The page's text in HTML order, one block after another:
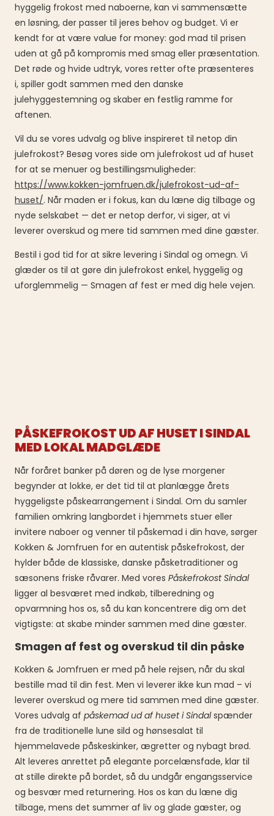
hyggelig frokost med naboerne, kan vi sammensætte
en løsning, der passer til jeres behov og budget. Vi er
kendt for at være value for money: god mad til prisen
uden at gå på kompromis med smag eller præsentation.
Det røde og hvide udtryk, vores retter ofte præsenteres
i, spiller godt sammen med den danske
julehyggestemning og skaber en festlig ramme for
aftenen.
Vil du se vores udvalg og blive inspireret til netop din
julefrokost? Besøg vores side om julefrokost ud af huset
for at se menuer og bestillingsmuligheder:
https://www.kokken-jomfruen.dk/julefrokost-ud-af-
huset/. Når maden er i fokus, kan du læne dig tilbage og
nyde selskabet — det er netop derfor, vi siger, at vi
leverer overskud og mere tid sammen med dine gæster.
Bestil i god tid for at sikre levering i Sindal og omegn. Vi
glæder os til at gøre din julefrokost enkel, hyggelig og
uforglemmelig — Smagen af fest er med dig hele vejen.
PÅSKEFROKOST UD AF HUSET I SINDAL
MED LOKAL MADGLÆDE
Når foråret banker på døren og de lyse morgener
begynder at lokke, er det tid til at planlægge årets
hyggeligste påskearrangement i Sindal. Om du samler
familien omkring langbordet i hjemmets stuer eller
invitere naboer og venner til påskemad i din have, sørger
Kokken & Jomfruen for en autentisk påskefrokost, der
hylder både de klassiske, danske påsketraditioner og
sæsonens friske råvarer. Med vores Påskefrokost Sindal
ligger al besværet med indkøb, tilberedning og
opvarmning hos os, så du kan koncentrere dig om det
vigtigste: at skabe minder sammen med dine gæster.
Smagen af fest og overskud til din påske
Kokken & Jomfruen er med på hele rejsen, når du skal
bestille mad til din fest. Men vi leverer ikke kun mad – vi
leverer overskud og mere tid sammen med dine gæster.
Vores udvalg af påskemad ud af huset i Sindalspænder
fra de traditionelle lune sild og hønsesalat til
hjemmelavede påskeskinker, ægretter og nybagt brød.
Alt leveres anrettet på elegante porcelænsfade, klar til
at stille direkte på bordet, så du undgår engangsservice
og besvær med returnering. Hos os kan du læne dig
tilbage, mens det summer af liv og glade gæster, og